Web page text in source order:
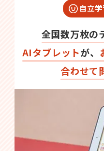
自立
全国数万枚の
AIタブレットが、
合わせて